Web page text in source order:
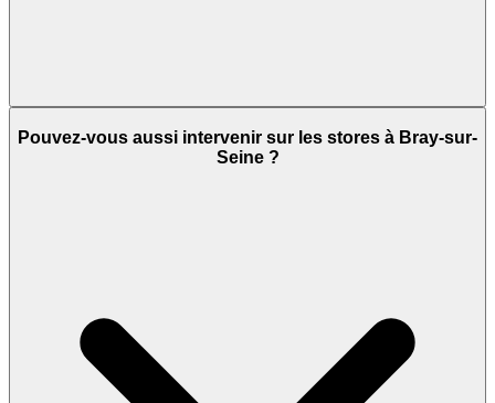
Pouvez-vous aussi intervenir sur les stores à Bray-sur-
Seine ?